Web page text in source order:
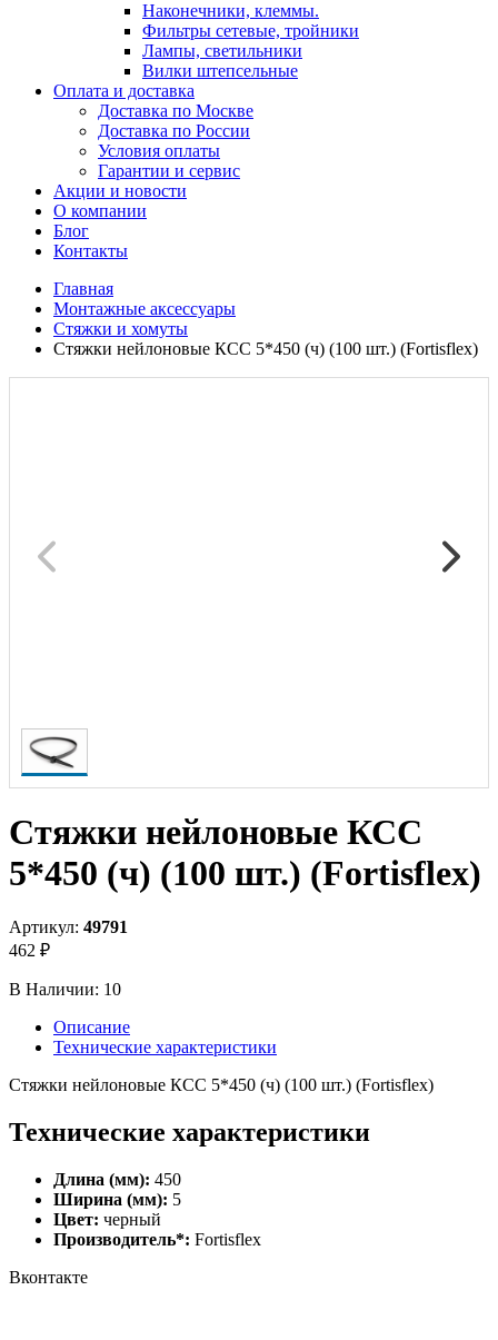
Наконечники, клеммы.
Фильтры сетевые, тройники
Лампы, светильники
Вилки штепсельные
Оплата и доставка
Доставка по Москве
Доставка по России
Условия оплаты
Гарантии и сервис
Акции и новости
О компании
Блог
Контакты
Главная
Монтажные аксессуары
Стяжки и хомуты
Стяжки нейлоновые КСС 5*450 (ч) (100 шт.) (Fortisflex)
Стяжки нейлоновые КСС
5*450 (ч) (100 шт.) (Fortisflex)
Артикул: 49791
462 ₽
В Наличии: 10
Описание
Технические характеристики
Стяжки нейлоновые КСС 5*450 (ч) (100 шт.) (Fortisflex)
Технические характеристики
Длина (мм): 450
Ширина (мм): 5
Цвет: черный
Производитель*: Fortisflex
Вконтакте